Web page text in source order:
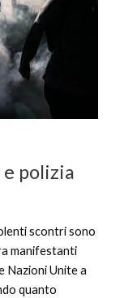
polizia
scontri sono
manifestanti
Nazioni Unite a
quanto